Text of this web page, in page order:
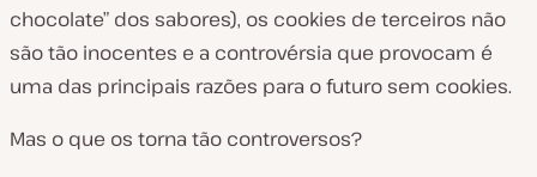
chocolate” dos sabores), os cookies de terceiros não
são tão inocentes e a controvérsia que provocam é
uma das principais razões para o futuro sem cookies.
Mas o que os torna tão controversos?